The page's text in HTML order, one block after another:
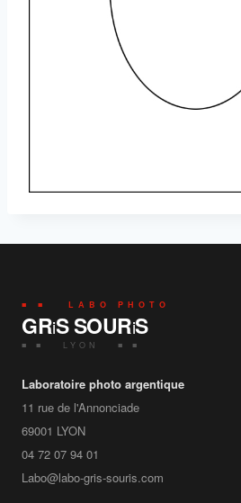
■ ■ LABO PHOTO
GRiS SOURiS
■ ■ LYON ■ ■
Laboratoire photo argentique
11 rue de l'Annonciade
69001 LYON
04 72 07 94 01
Labo@labo-gris-souris.com